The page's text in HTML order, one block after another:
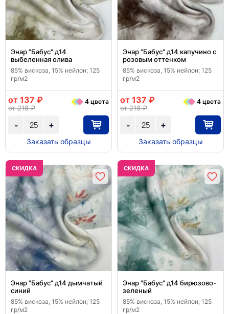
Энар "Бабус" д14
выбеленная олива
85% вискоза, 15% нейлон; 125
гр/м2
+
-
от 137 ₽
от 218 ₽
4 цвета
Заказать образцы
Энар "Бабус" д14 капучино с
розовым оттенком
85% вискоза, 15% нейлон; 125
гр/м2
+
-
от 137 ₽
от 218 ₽
4 цвета
Заказать образцы
CКИДКА
Энар "Бабус" д14 дымчатый
синий
85% вискоза, 15% нейлон; 125
гр/м2
CКИДКА
Энар "Бабус" д14 бирюзово-
зеленый
85% вискоза, 15% нейлон; 125
гр/м2